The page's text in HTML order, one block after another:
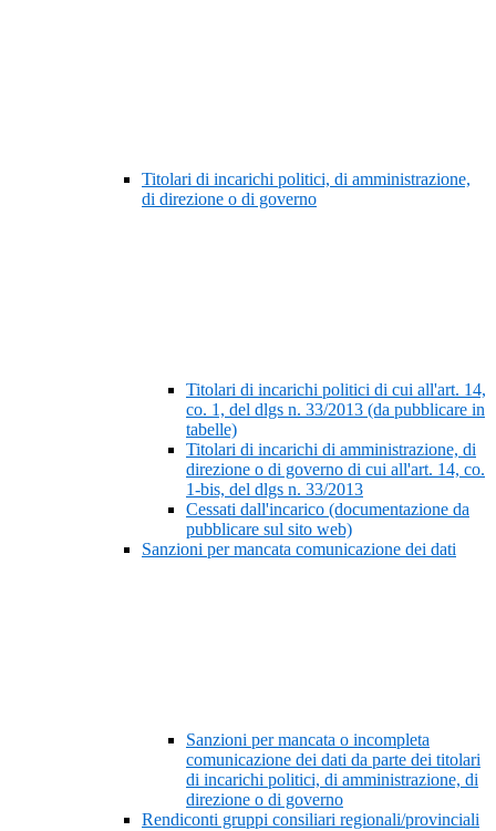
Titolari di incarichi politici, di amministrazione,
di direzione o di governo
Titolari di incarichi politici di cui all'art. 14,
co. 1, del dlgs n. 33/2013 (da pubblicare in
tabelle)
Titolari di incarichi di amministrazione, di
direzione o di governo di cui all'art. 14, co.
1-bis, del dlgs n. 33/2013
Cessati dall'incarico (documentazione da
pubblicare sul sito web)
Sanzioni per mancata comunicazione dei dati
Sanzioni per mancata o incompleta
comunicazione dei dati da parte dei titolari
di incarichi politici, di amministrazione, di
direzione o di governo
Rendiconti gruppi consiliari regionali/provinciali